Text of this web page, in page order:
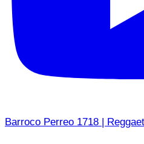
Barroco Perreo 1718 |